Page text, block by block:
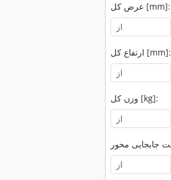
عرض کل [mm]:
ارتفاع کل [mm]:
وزن کل [kg]: